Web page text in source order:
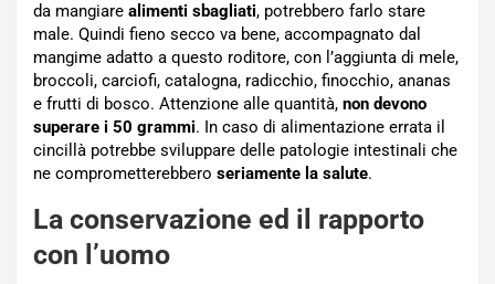
da mangiare alimenti sbagliati, potrebbero farlo stare
male. Quindi fieno secco va bene, accompagnato dal
mangime adatto a questo roditore, con l’aggiunta di mele,
broccoli, carciofi, catalogna, radicchio, finocchio, ananas
e frutti di bosco. Attenzione alle quantità, non devono
superare i 50 grammi. In caso di alimentazione errata il
cincillà potrebbe sviluppare delle patologie intestinali che
ne comprometterebbero seriamente la salute.
La conservazione ed il rapporto
con l’uomo